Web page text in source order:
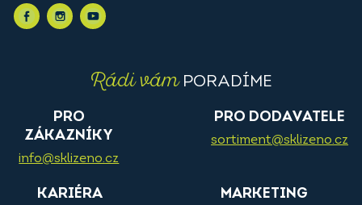
Rádi vámPORADÍME
PRO
ZÁKAZNÍKY
info@sklizeno.cz
PRO DODAVATELE
sortiment@sklizeno.cz
KARIÉRA MARKETING